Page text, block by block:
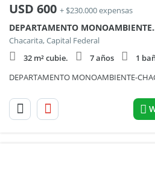
USD 600 + $230.000 expensas
DEPARTAMENTO
Chacarita, Capital Federal
32 m² cubie.
7 años
1
DEPARTAMENTO MONOAMBIENTE-